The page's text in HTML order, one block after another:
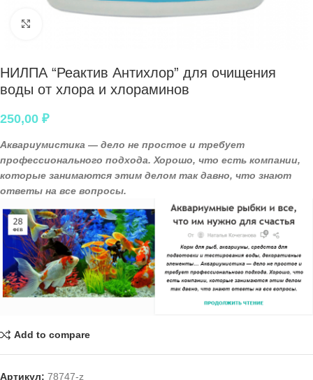
НИЛПА “Реактив Антихлор” для очищения
воды от хлора и хлораминов
250,00 ₽
Аквариумистика — дело не простое и требует
профессионального подхода. Хорошо, что есть компании,
которые занимаются этим делом так давно, что знают
ответы на все вопросы.
Add to compare
Артикул: 78747-z